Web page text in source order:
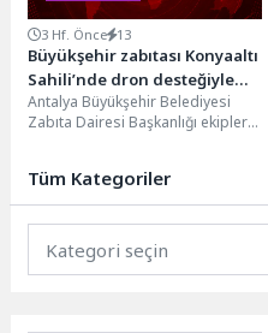
3 Hf. Önce 13
Büyükşehir zabıtası Konyaaltı
Sahili’nde dron desteğiyle
denetimlerini sürdürüyor
Antalya Büyükşehir Belediyesi
Zabıta Dairesi Başkanlığı ekipleri,
Tüm Kategoriler